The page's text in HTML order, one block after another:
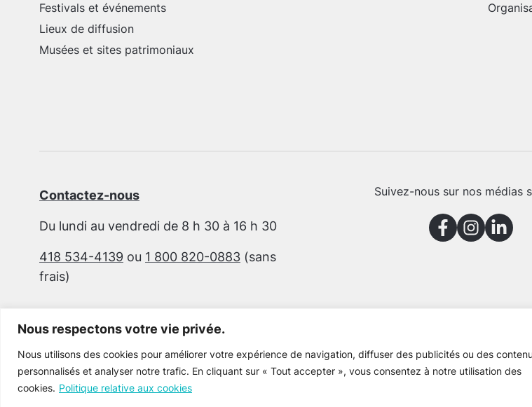
Nous respectons votre vie privée.
Nous utilisons des cookies pour améliorer votre expérience de navigation, diffuser des publicités ou des
personnalisés et analyser notre trafic. En cliquant sur « Tout accepter », vous consentez à notre utilisation des
cookies. Politique relative aux cookies
Festivals et événements
Lieux de diffusion
Musées et sites patrimoniaux
Contactez-nous
Du lundi au vendredi de 8 h 30 à 16 h 30
418 534-4139 ou 1 800 820-0883 (sans
frais)
Suivez-nous sur nos médias